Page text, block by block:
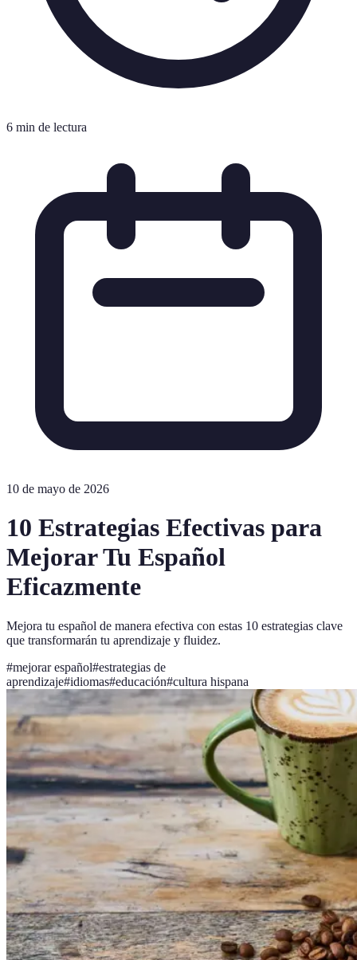
6 min de lectura
10 de mayo de 2026
10 Estrategias Efectivas para
Mejorar Tu Español
Eficazmente
Mejora tu español de manera efectiva con estas 10 estrategias clave
que transformarán tu aprendizaje y fluidez.
#mejorar español#estrategias de
aprendizaje#idiomas#educación#cultura hispana